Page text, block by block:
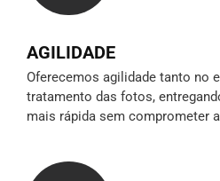
AGILIDADE
Oferecemos agilidade tanto no
tratamento das fotos,
mais rápida sem comprometer